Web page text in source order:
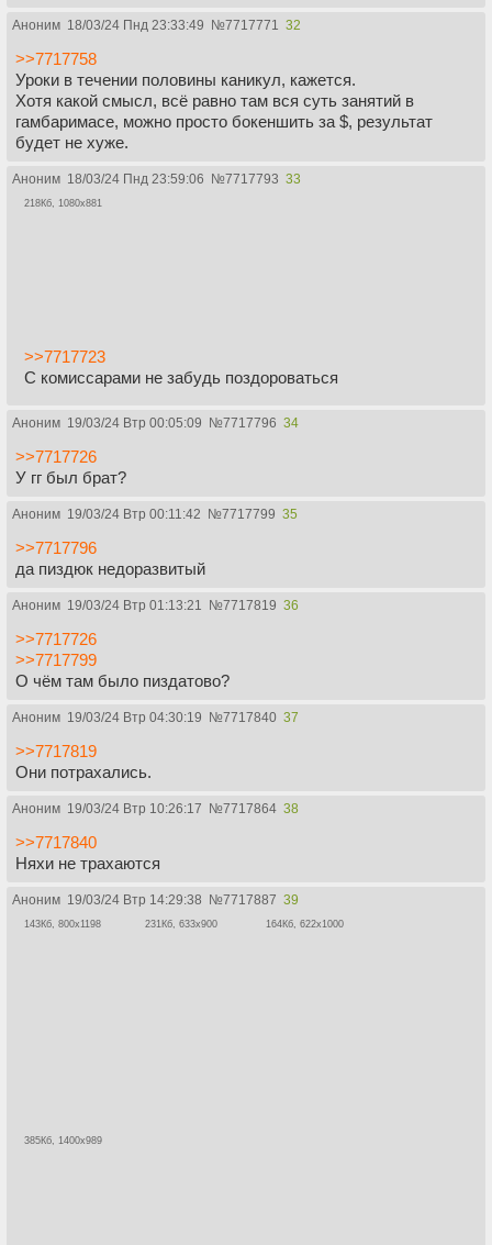
Аноним 18/03/24 Пнд 23:33:49 №7717771 32
>>7717758
Уроки в течении половины каникул, кажется.
Хотя какой смысл, всё равно там вся суть занятий в
гамбаримасе, можно просто бокеншить за $, результат
будет не хуже.
Аноним 18/03/24 Пнд 23:59:06 №7717793 33
218Кб, 1080x881
>>7717723
С комиссарами не забудь поздороваться
Аноним 19/03/24 Втр 00:05:09 №7717796 34
>>7717726
У гг был брат?
Аноним 19/03/24 Втр 00:11:42 №7717799 35
>>7717796
да пиздюк недоразвитый
Аноним 19/03/24 Втр 01:13:21 №7717819 36
>>7717726
>>7717799
О чём там было пиздатово?
Аноним 19/03/24 Втр 04:30:19 №7717840 37
>>7717819
Они потрахались.
Аноним 19/03/24 Втр 10:26:17 №7717864 38
>>7717840
Няхи не трахаются
Аноним 19/03/24 Втр 14:29:38 №7717887 39
143Кб, 800x1198 231Кб, 633x900 164Кб, 622x1000
385Кб, 1400x989